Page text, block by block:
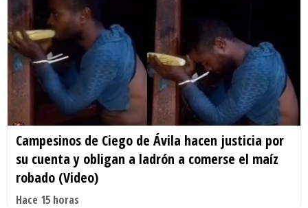
Campesinos de Ciego de Ávila hacen justicia por
su cuenta y obligan a ladrón a comerse el maíz
robado (Video)
Hace 15 horas